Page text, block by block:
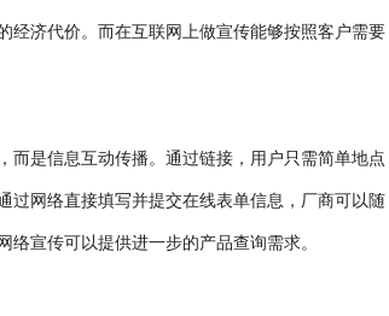
经济代价。而在互联网上做宣传能够按照客户需要
而是信息互动传播。通过链接，用户只需简单地点
过网络直接填写并提交在线表单信息，厂商可以随
宣传可以提供进一步的产品查询需求。